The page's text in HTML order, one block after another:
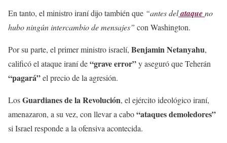
En tanto, el ministro iraní dijo también que “antes delataqueno
hubo ningún intercambio de mensajes” con Washington.
Por su parte, el primer ministro israelí, Benjamin Netanyahu,
calificó el ataque iraní de“grave error”y aseguró que Teherán
“pagará”el precio de la agresión.
LosGuardianes de la Revolución, el ejército ideológico iraní,
amenazaron, a su vez, con llevar a cabo“ataques demoledores”
si Israel responde a la ofensiva acontecida.